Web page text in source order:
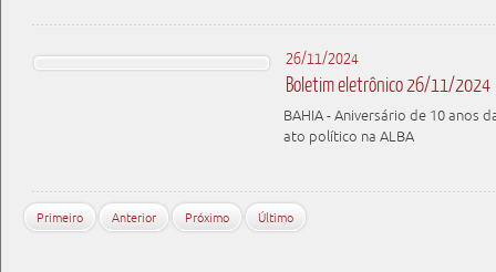
26/11/2024
Boletim eletrônico 26/11/2024
BAHIA - Aniversário de 10 anos
ato político na ALBA
Primeiro Anterior Próximo Último